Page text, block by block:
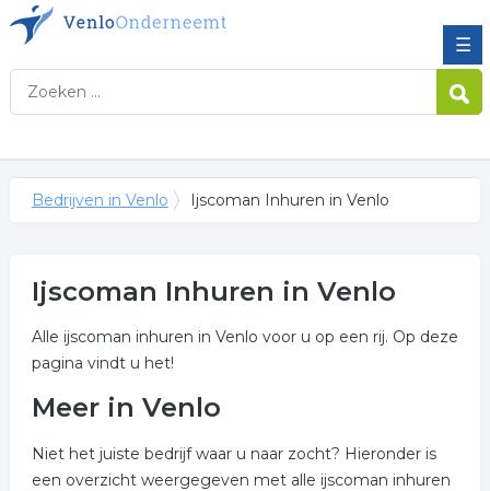
☰
Bedrijven in Venlo Ijscoman Inhuren in Venlo
Ijscoman Inhuren in Venlo
Alle ijscoman inhuren in Venlo voor u op een rij. Op deze
pagina vindt u het!
Meer in Venlo
Niet het juiste bedrijf waar u naar zocht? Hieronder is
een overzicht weergegeven met alle ijscoman inhuren